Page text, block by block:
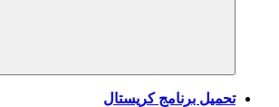
Search
تحميل برنامج كريستال